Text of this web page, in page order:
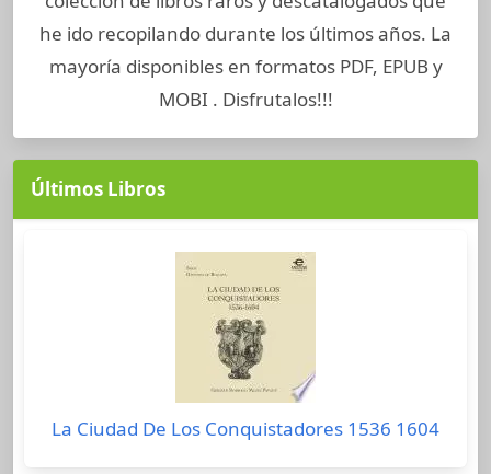
he ido recopilando durante los últimos años. La
mayoría disponibles en formatos PDF, EPUB y
MOBI . Disfrutalos!!!
Últimos Libros
La Ciudad De Los Conquistadores 1536 1604